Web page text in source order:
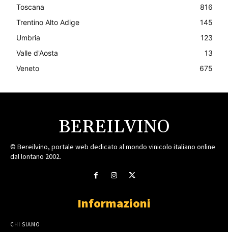
Toscana
816
Trentino Alto Adige
145
Umbria
123
Valle d'Aosta
13
Veneto
675
BEREILVINO
© Bereilvino, portale web dedicato al mondo vinicolo italiano online
dal lontano 2002.
Informazioni
CHI SIAMO